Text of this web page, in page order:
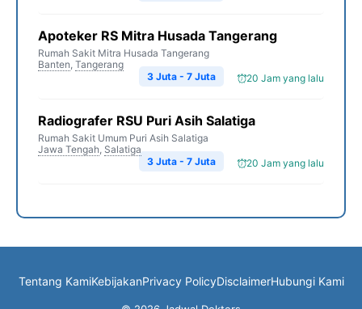
Apoteker RS Mitra Husada Tangerang
Rumah Sakit Mitra Husada Tangerang
Banten, Tangerang
20 Jam yang lalu
3 Juta - 7 Juta
Radiografer RSU Puri Asih Salatiga
Rumah Sakit Umum Puri Asih Salatiga
Jawa Tengah, Salatiga
20 Jam yang lalu
3 Juta - 7 Juta
Tentang KamiKebijakanPrivacy PolicyDisclaimerHubungi Kami